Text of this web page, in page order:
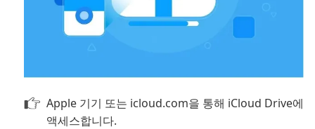
Apple 기기 또는 icloud.com을 통해 iCloud Drive에
액세스합니다.